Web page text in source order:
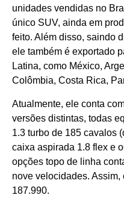
unidades vendidas no
único SUV, ainda em
feito. Além disso, saindo
ele também é exportado
Latina, como México,
Colômbia, Costa Rica,
Atualmente, ele conta
versões distintas, todas
1.3 turbo de 185 cavalos
caixa aspirada 1.8 flex e
opções topo de linha
nove velocidades.
187.990.